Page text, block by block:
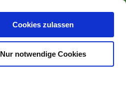
Cookies zulassen
Nur notwendige Cookies